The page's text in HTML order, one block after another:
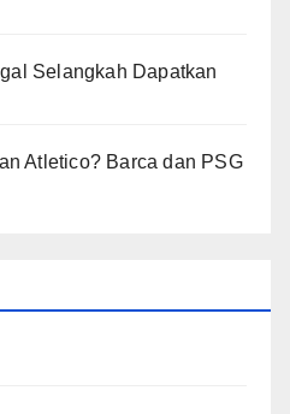
Selangkah Dapatkan
Atletico? Barca dan PSG